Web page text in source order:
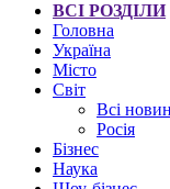
ВСІ РОЗДІЛИ
Головна
Україна
Місто
Світ
Всі
Росія
Бізнес
Наука